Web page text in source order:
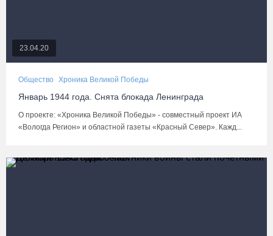
23.04.20
Общество Хроника Великой Победы
Январь 1944 года. Снята блокада Ленинграда
О проекте: «Хроника Великой Победы» - совместный проект ИА
«Вологда Регион» и областной газеты «Красный Север». Кажд...